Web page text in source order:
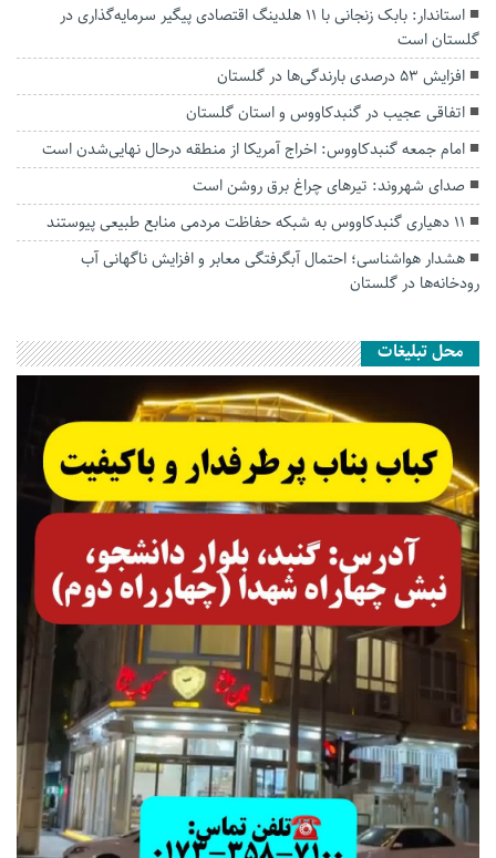
استاندار: بابک زنجانی با ۱۱ هلدینگ اقتصادی پیگیر سرمایه‌گذاری در
گلستان است
افزایش ۵۳ درصدی بارندگی‌ها در گلستان
اتفاقی عجیب در‌ گنبدکاووس و استان گلستان
امام جمعه گنبدکاووس: اخراج آمریکا از منطقه درحال نهایی‌شدن است
صدای شهروند: تیرهای چراغ برق روشن است
۱۱ دهیاری گنبدکاووس به شبکه حفاظت مردمی منابع طبیعی پیوستند
هشدار هواشناسی؛ احتمال آبگرفتگی معابر و افزایش ناگهانی آب
رودخانه‌ها در گلستان
محل تبلیغات